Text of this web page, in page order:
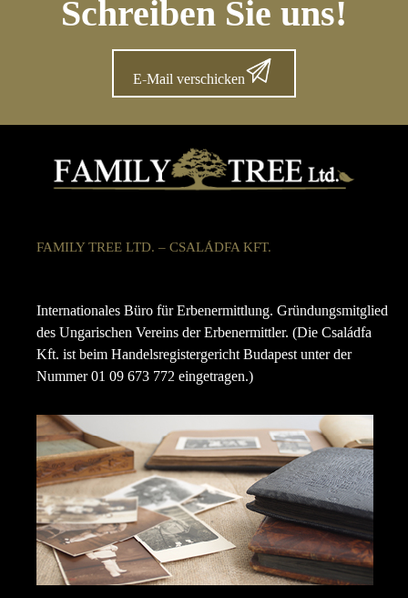
Schreiben Sie uns!
E-Mail verschicken
FAMILY TREE LTD. – CSALÁDFA KFT.
Internationales Büro für Erbenermittlung. Gründungsmitglied
des Ungarischen Vereins der Erbenermittler. (Die Családfa
Kft. ist beim Handelsregistergericht Budapest unter der
Nummer 01 09 673 772 eingetragen.)